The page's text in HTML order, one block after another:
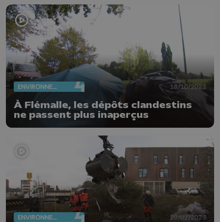
ENVIRONNEMENT 18/10/2023
À Flémalle, les dépôts clandestins
ne passent plus inaperçus
ENVIRONNEMENT 20/02/2023